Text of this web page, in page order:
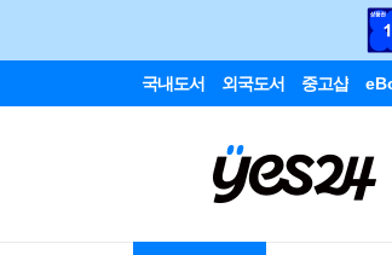
국내도서 외국도서 중고샵